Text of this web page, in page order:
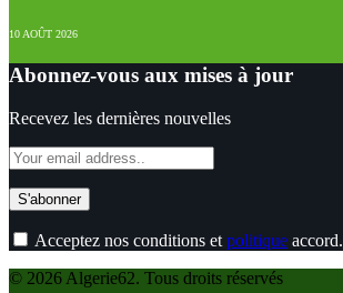
10 AOÛT 2026
Abonnez-vous aux mises à jour
Recevez les dernières nouvelles
Acceptez nos conditions et politique accord.
© 2026 Algerie62. Tous droits réservés